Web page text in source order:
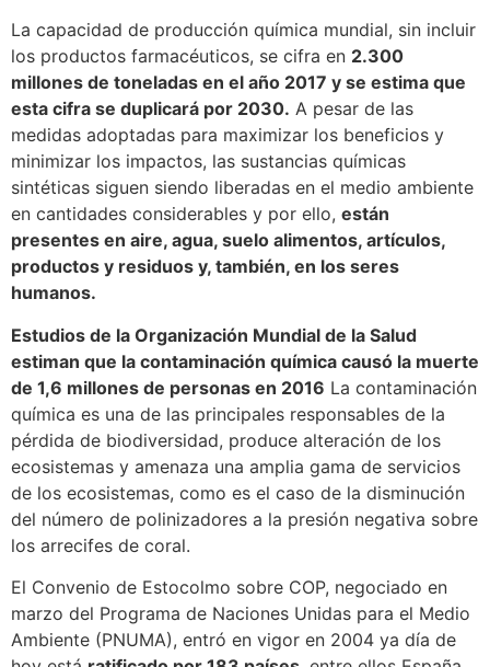
La capacidad de producción química mundial, sin incluir
los productos farmacéuticos, se cifra en 2.300
millones de toneladas en el año 2017 y se estima que
esta cifra se duplicará por 2030. A pesar de las
medidas adoptadas para maximizar los beneficios y
minimizar los impactos, las sustancias químicas
sintéticas siguen siendo liberadas en el medio ambiente
en cantidades considerables y por ello, están
presentes en aire, agua, suelo alimentos, artículos,
productos y residuos y, también, en los seres
humanos.
Estudios de la Organización Mundial de la Salud
estiman que la contaminación química causó la muerte
de 1,6 millones de personas en 2016 La contaminación
química es una de las principales responsables de la
pérdida de biodiversidad, produce alteración de los
ecosistemas y amenaza una amplia gama de servicios
de los ecosistemas, como es el caso de la disminución
del número de polinizadores a la presión negativa sobre
los arrecifes de coral.
El Convenio de Estocolmo sobre COP, negociado en
marzo del Programa de Naciones Unidas para el Medio
Ambiente (PNUMA), entró en vigor en 2004 ya día de